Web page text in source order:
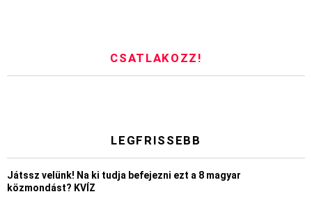
CSATLAKOZZ!
LEGFRISSEBB
Játssz velünk! Na ki tudja befejezni ezt a 8 magyar
közmondást? KVÍZ